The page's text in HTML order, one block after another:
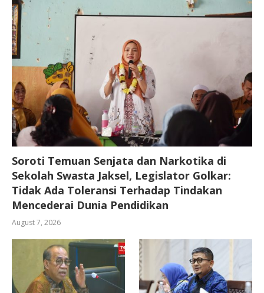
Soroti Temuan Senjata dan Narkotika di
Sekolah Swasta Jaksel, Legislator Golkar:
Tidak Ada Toleransi Terhadap Tindakan
Mencederai Dunia Pendidikan
August 7, 2026